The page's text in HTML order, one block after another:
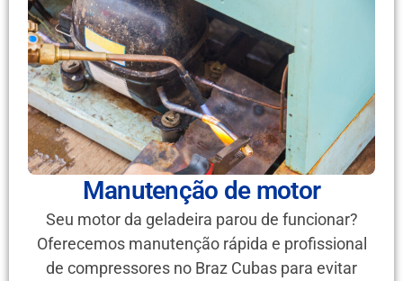
Manutenção de motor
Seu motor da geladeira parou de funcionar?
Oferecemos manutenção rápida e profissional
de compressores no Braz Cubas para evitar